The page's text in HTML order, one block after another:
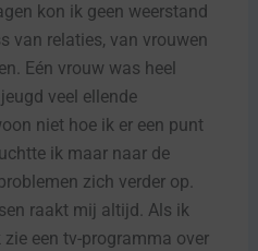
kon ik geen weerstand
van relaties, van vrouwen
Eén vrouw was heel
veel ellende
niet hoe ik er een punt
ik maar naar de
zich verder op.
raakt mij altijd. Als ik
een tv-programma over